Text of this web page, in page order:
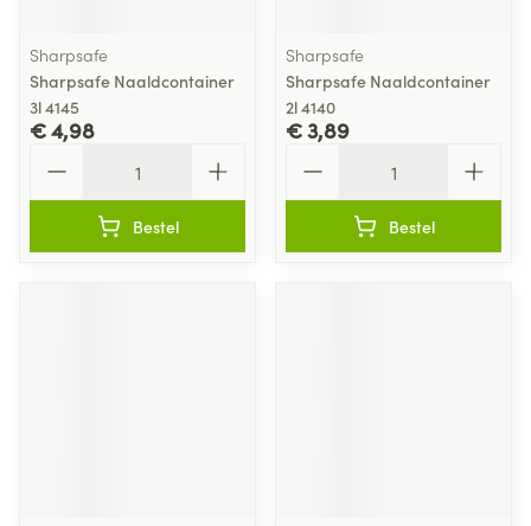
Sharpsafe
Sharpsafe Naaldcontainer
3l 4145
€ 4,98
Bestel
Sharpsafe
Sharpsafe Naaldcontainer
2l 4140
€ 3,89
Bestel